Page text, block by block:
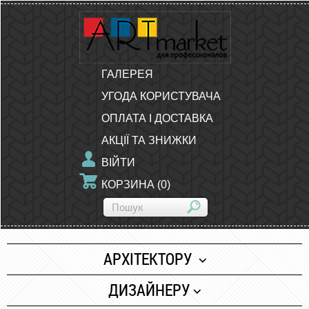
ГАЛЕРЕЯ
УГОДА КОРИСТУВАЧА
ОПЛАТА І ДОСТАВКА
АКЦІЇ ТА ЗНИЖКИ
ВІЙТИ
КОРЗИНА (0)
АРХІТЕКТОРУ
Папір
ДИЗАЙНЕРУ